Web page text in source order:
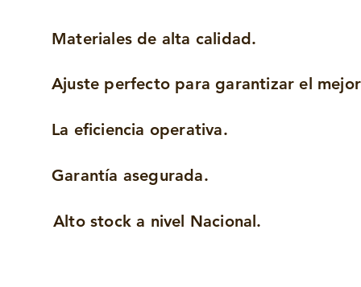
Materiales de alta calidad.
Ajuste perfecto para garantizar el
La eficiencia operativa.
Garantía asegurada.
Alto stock a nivel Nacional.